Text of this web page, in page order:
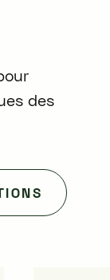
des